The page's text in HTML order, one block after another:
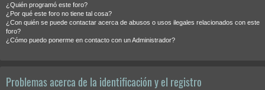
¿Quién programó este foro?
¿Por qué este foro no tiene tal cosa?
¿Con quién se puede contactar acerca de abusos o usos ilegales relacionados con este
foro?
¿Cómo puedo ponerme en contacto con un Administrador?
Problemas acerca de la identificación y el registro